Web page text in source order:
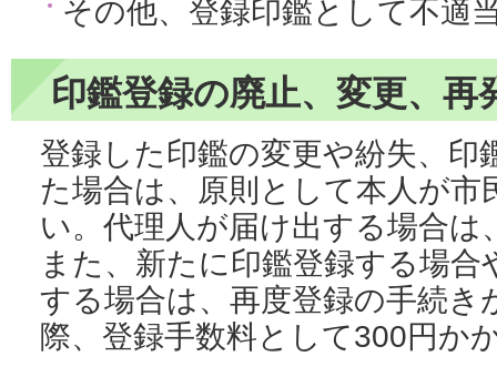
その他、登録印鑑として不適
印鑑登録の廃止、変更、再
登録した印鑑の変更や紛失、印
た場合は、原則として本人が
い。代理人が届け出する場合は
また、新たに印鑑登録する場合
する場合は、再度登録の手続
際、登録手数料として300円か